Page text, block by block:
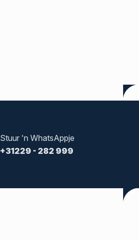
Stuur 'n WhatsAppje
+31229 - 282 999